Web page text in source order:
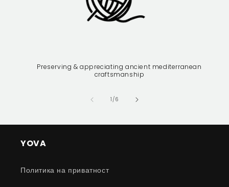
Preserving & appreciating ancient mediterranean
craftsmanship
1/of
6
YOVA
Политика на приватност